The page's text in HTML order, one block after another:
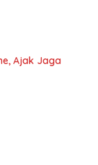
Ajak Jaga